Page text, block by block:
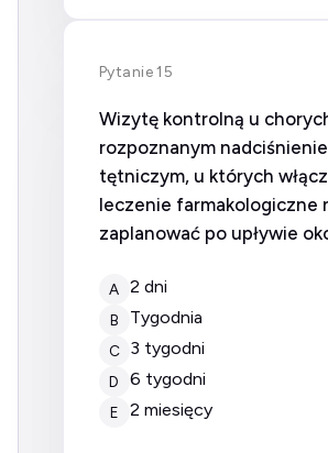
Pytanie 15
Wizytę kontrolną u
rozpoznanym
tętniczym, u których
leczenie farmakologiczne
zaplanować po upływie
A 2 dni
B tygodnia
C 3 tygodni
D 6 tygodni
E 2 miesięcy